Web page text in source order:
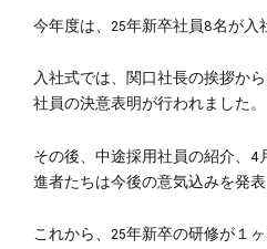
今年度は、25年新卒社員8名が入
入社式では、関口社長の挨拶か
社員の決意表明が行われました。
その後、中途採用社員の紹介、
進者たちは今後の意気込みを発表
これから、25年新卒の研修が１